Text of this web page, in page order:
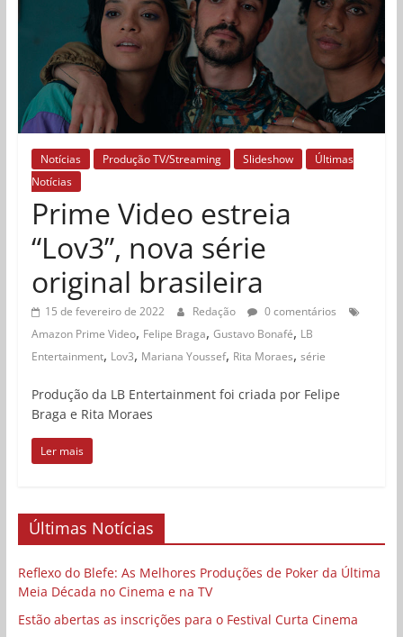
Notícias Produção TV/Streaming Slideshow
Últimas
Notícias
Prime Video estreia
“Lov3”, nova série
original brasileira
15 de fevereiro de 2022 Redação
0 comentários
Amazon Prime Video, Felipe Braga, Gustavo Bonafé, LB
Entertainment, Lov3, Mariana Youssef, Rita Moraes, série
Produção da LB Entertainment foi criada por Felipe
Braga e Rita Moraes
Ler mais
Últimas Notícias
Reflexo do Blefe: As Melhores Produções de Poker da Última
Meia Década no Cinema e na TV
Estão abertas as inscrições para o Festival Curta Cinema